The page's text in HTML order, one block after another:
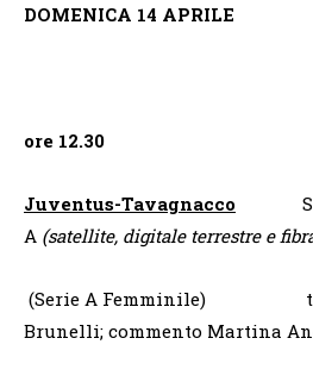
DOMENICA 14 APRILE
ore 12.30
Juventus-Tavagnacco
A (satellite, digitale terrestre e
(Serie A Femminile)
Brunelli; commento Martina